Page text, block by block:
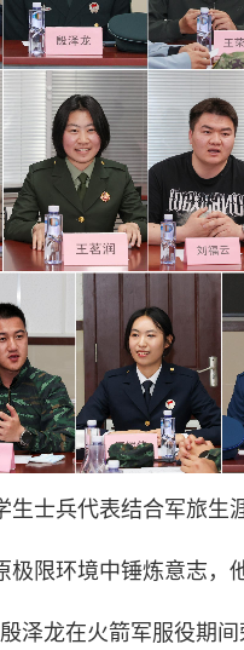
生士兵代表结合军旅
限环境中锤炼意志，
泽龙在火箭军服役期